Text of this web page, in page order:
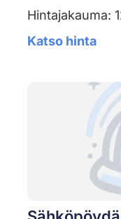
Hintajakauma:
Katso hinta